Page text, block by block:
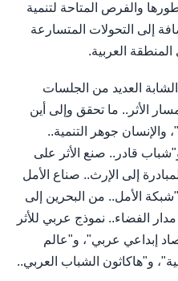
والفرص المتاحة لتنمية
إلى التحولات المتسارعة
العربية.
العديد من الجلسات
الأثر.. ما تحقق وإلى أين
والإنسان جوهر التنمية..
و"شباب قادر.. صنع الأثر على
إلى الإرث.. صناع الأمل
الأمل.. من البحرين إلى
الفضاء.. نموذج عربي للأثر
إبداعي عربي"، و"عالم
و"هاكاثون الشباب العربي..